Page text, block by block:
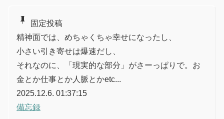
push_pin
固定投稿
精神面では、めちゃくちゃ幸せになったし、
小さい引き寄せは爆速だし、
それなのに、「現実的な部分」がさーっぱりで。お
金とか仕事とか人脈とかetc...
2025.12.6. 01:37:15
備忘録